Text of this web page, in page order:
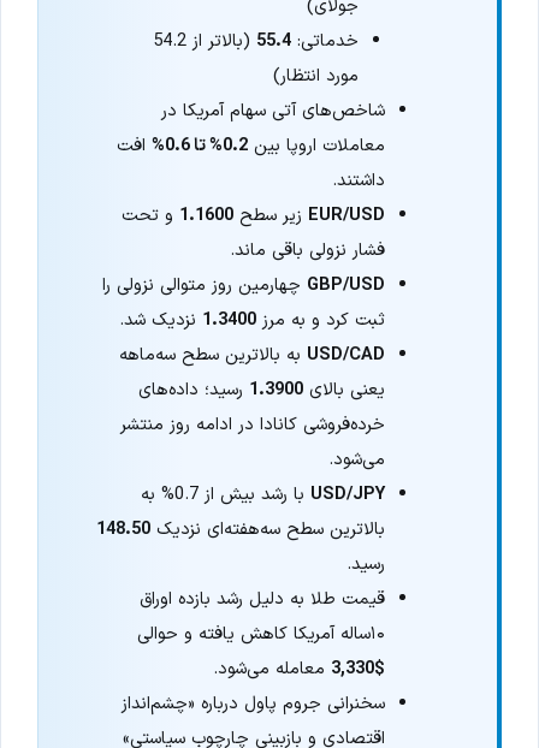
جولای)
خدماتی:55.4
(بالاتر از 54.2
مورد انتظار)
شاخص‌های آتی سهام آمریکا در
معاملات اروپا بین0.2% تا 0.6%
افت
داشتند.
EUR/USD زیر سطح1.1600 و تحت
فشار نزولی باقی ماند.
GBP/USD چهارمین روز متوالی نزولی را
ثبت کرد و به مرز1.3400 نزدیک شد.
USD/CAD به بالاترین سطح سه‌ماهه
یعنی بالای1.3900 رسید؛ داده‌های
خرده‌فروشی کانادا در ادامه روز منتشر
می‌شود.
USD/JPY
با رشد بیش از 0.7% به
بالاترین سطح سه‌هفته‌ای نزدیک148.50
رسید.
قیمت طلا به دلیل رشد بازده اوراق
۱۰ساله آمریکا کاهش یافته و حوالی
$3,330
معامله می‌شود.
سخنرانی جروم پاول درباره «چشم‌انداز
اقتصادی و بازبینی چارچوب سیاستی»